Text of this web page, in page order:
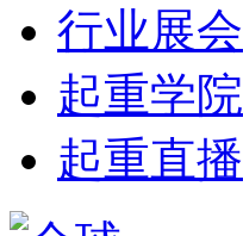
行业展会
起重学院
起重直播